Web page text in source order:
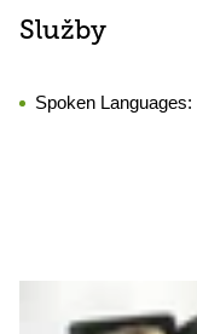
Služby
Spoken Languages: